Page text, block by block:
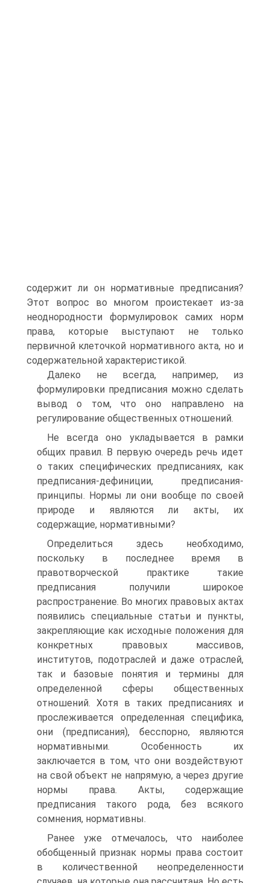
содержит ли он нормативные предписания?
Этот вопрос во многом проистекает из-за
неоднородности формулировок самих норм
права, которые выступают не только
первичной клеточкой нормативного акта, но и
содержательной характеристикой.
Далеко не всегда, например, из
формулировки предписания можно сделать
вывод о том, что оно направлено на
регулирование общественных отношений.
Не всегда оно укладывается в рамки
общих правил. В первую очередь речь идет
о таких специфических предписаниях, как
предписания-дефиниции, предписания-
принципы. Нормы ли они вообще по своей
природе и являются ли акты, их
содержащие, нормативными?
Определиться здесь необходимо,
поскольку в последнее время в
правотворческой практике такие
предписания получили широкое
распространение. Во многих правовых актах
появились специальные статьи и пункты,
закрепляющие как исходные положения для
конкретных правовых массивов,
институтов, подотраслей и даже отраслей,
так и базовые понятия и термины для
определенной сферы общественных
отношений. Хотя в таких предписаниях и
прослеживается определенная специфика,
они (предписания), бесспорно, являются
нормативными. Особенность их
заключается в том, что они воздействуют
на свой объект не напрямую, а через другие
нормы права. Акты, содержащие
предписания такого рода, без всякого
сомнения, нормативны.
Ранее уже отмечалось, что наиболее
обобщенный признак нормы права состоит
в количественной неопределенности